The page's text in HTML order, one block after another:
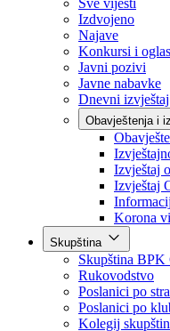
Aktuelno
Sve vijesti
Izdvojeno
Najave
Konkursi i
Javni pozivi
Javne nabavke
Dnevni
Obavještenja i
Izvještaj o
Izvještaj
Korona
Skupština
Skupština BPK
Rukovodstvo